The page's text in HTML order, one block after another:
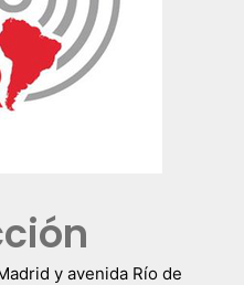
y avenida Río de